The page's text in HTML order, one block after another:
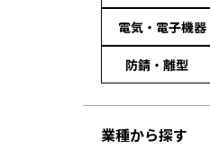
電気・電子機器
防錆・離型
業種から探す